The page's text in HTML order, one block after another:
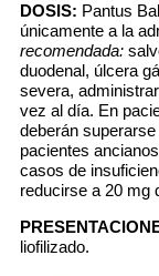
DOSIS: Pantus
únicamente a la
recomendada:
duodenal, úlcera
severa,
vez al día. En
deberán
pacientes
casos de
reducirse a 20 mg
liofilizado.